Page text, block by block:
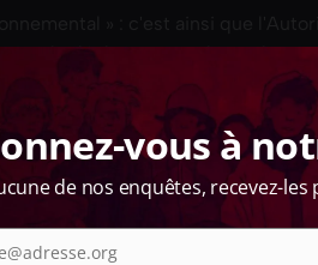
de déclassement de neuf
vulnérables aux nitrates. Son avis…
vous à
de nos enquêtes, recevez-les